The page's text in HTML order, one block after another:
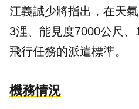
江義誠少將指出，在天
3浬、能見度7000公尺
飛行任務的派遣標準。
機務情況